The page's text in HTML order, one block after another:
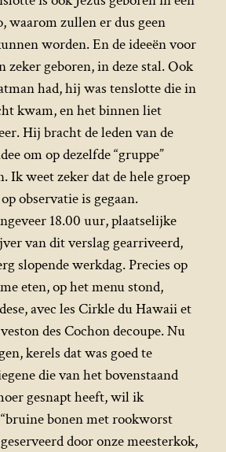
waarom zullen er dus geen
worden. En de ideeën voor
zeker geboren, in deze stal. Ook
had, hij was tenslotte die in
kwam, en het binnen liet
Hij bracht de leden van de
om op dezelfde “gruppe”
Ik weet zeker dat de hele groep
observatie is gegaan.
18.00 uur, plaatselijke
van dit verslag gearriveerd,
slopende werkdag. Precies op
eten, op het menu stond,
avec les Cirkle du Hawaii et
des Cochon decoupe. Nu
kerels dat was goed te
die van het bovenstaand
gesnapt heeft, wil ik
bonen met rookworst
door onze meesterkok,